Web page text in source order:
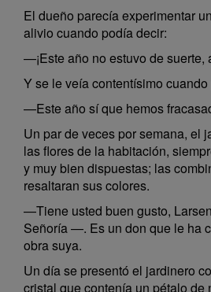
El dueño parecía experimentar
alivio cuando podía decir:
—¡Este año no estuvo de suerte,
Y se le veía contentísimo
—Este año sí que hemos
Un par de veces por semana, el
las flores de la habitación,
y muy bien dispuestas; las
resaltaran sus colores.
—Tiene usted buen gusto,
Señoría —. Es un don que le ha
obra suya.
Un día se presentó el jardinero
cristal que contenía un pétalo de